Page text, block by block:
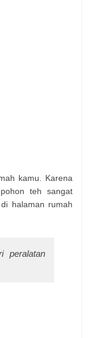
kamu. Karena
teh sangat
halaman rumah
peralatan